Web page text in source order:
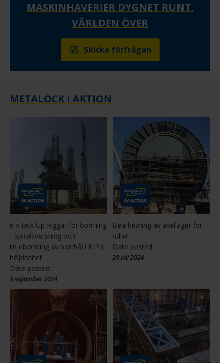
MASKINHAVERIER DYGNET RUNT,
VÄRLDEN ÖVER
Skicka förfrågan
METALOCK I AKTION
6 x Jack Up Riggar för borrning
- Spiralsvetsning och
linjeborrning av borrhål i KIP:s
höjdenhet
Date posted:
5 september 2024
Bearbetning av axellager för
rullar
Date posted:
29 juli 2024